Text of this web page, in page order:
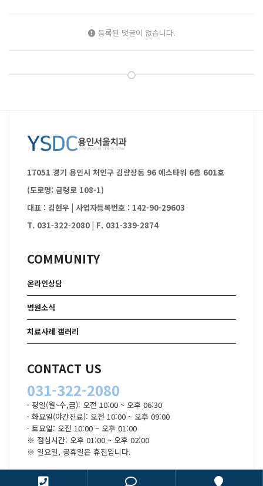
등록된 댓글이 없습니다.
17051 경기 용인시 처인구 김량장동 96 에스타워 6층 601호
(도로명: 금령로 108-1)
대표 : 김현우 | 사업자등록번호 : 142-90-29603
T. 031-322-2080 | F. 031-339-2874
COMMUNITY
온라인상담
병원소식
치료사례 갤러리
CONTACT US
031-322-2080
· 평일(월~수,금): 오전 10:00 ~ 오후 06:30
· 화요일(야간진료): 오전 10:00 ~ 오후 09:00
· 토요일: 오전 10:00 ~ 오후 01:00
※ 점심시간: 오후 01:00 ~ 오후 02:00
※ 일요일, 공휴일은 휴진입니다.